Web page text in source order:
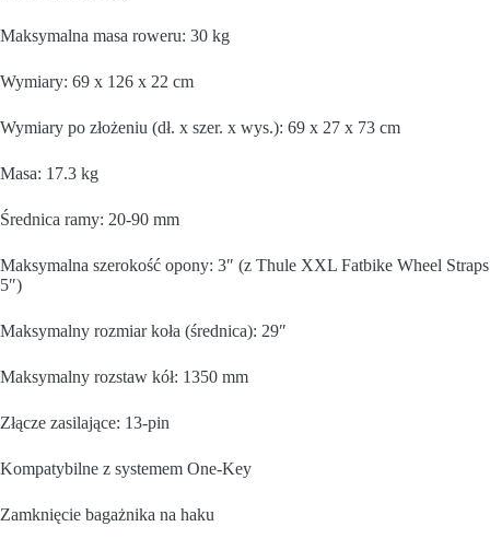
Maksymalna masa roweru: 30 kg
Wymiary: 69 x 126 x 22 cm
Wymiary po złożeniu (dł. x szer. x wys.): 69 x 27 x 73 cm
Masa: 17.3 kg
Średnica ramy: 20-90 mm
Maksymalna szerokość opony: 3″ (z Thule XXL Fatbike Wheel Straps
5″)
Maksymalny rozmiar koła (średnica): 29″
Maksymalny rozstaw kół: 1350 mm
Złącze zasilające: 13-pin
Kompatybilne z systemem One-Key
Zamknięcie bagażnika na haku